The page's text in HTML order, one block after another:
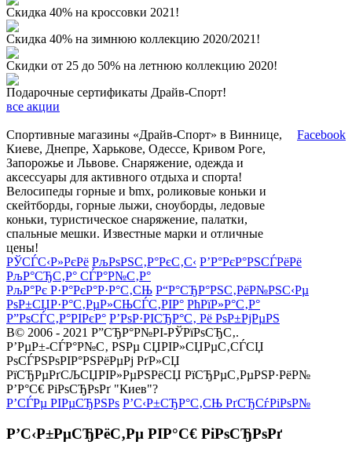
Скидка 40% на кроссовки 2021!
Скидка 40% на зимнюю коллекцию 2020/2021!
Скидки от 25 до 50% на летнюю коллекцию 2020!
Подарочные сертификаты Драйв-Спорт!
все акции
Спортивные магазины «Драйв-Спорт» в Виннице,
Киеве, Днепре, Харькове, Одессе, Кривом Роге,
Запорожье и Львове. Снаряжение, одежда и
аксессуары для активного отдыха и спорта!
Велосипеды горные и bmx, роликовые коньки и
скейтборды, горные лыжи, сноуборды, ледовые
коньки, туристическое снаряжение, палатки,
спальные мешки. Известные марки и отличные
цены!
Facebook
РЎСЃС‹Р»РєРё РљРѕРЅС‚Р°РєС‚С‹ Р’Р°РєР°РЅСЃРёРё
РљР°СЂС‚Р° СЃР°Р№С‚Р°
РљР°Рє Р·Р°РєР°Р·Р°С‚СЊ Р“Р°СЂР°РЅС‚РёР№РЅС‹Рµ
РѕР±СЏР·Р°С‚РµР»СЊСЃС‚РІР° РћРїР»Р°С‚Р°
Р”РѕСЃС‚Р°РІРєР° Р’РѕР·РІСЂР°С‚ Рё РѕР±РјРµРЅ
В© 2006 - 2021 Р”СЂР°Р№РІ-РЎРїРѕСЂС‚.
Р’РµР±-СЃР°Р№С‚ РЅРµ СЏРІР»СЏРµС‚СЃСЏ
РѕСЃРЅРѕРІР°РЅРёРµРј РґР»СЏ
РїСЂРµРґСЉСЏРІР»РµРЅРёСЏ РїСЂРµС‚РµРЅР·РёР№
Р’Р°С€ РіРѕСЂРѕРґ "Киев"?
Р’СЃРµ РІРµСЂРЅРѕ Р’С‹Р±СЂР°С‚СЊ РґСЂСѓРіРѕР№
Р’С‹Р±РµСЂРёС‚Рµ РІР°С€ РіРѕСЂРѕРґ